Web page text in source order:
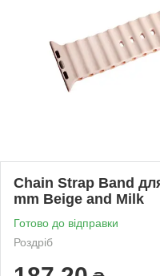
Chain Strap Band
mm Beige and Milk
Готово до відправки
Роздріб